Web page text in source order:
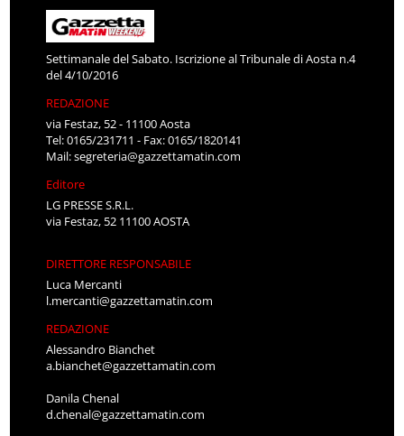
Settimanale del Sabato. Iscrizione al Tribunale di Aosta n.4
del 4/10/2016
REDAZIONE
via Festaz, 52 - 11100 Aosta
Tel: 0165/231711 - Fax: 0165/1820141
Mail:segreteria@gazzettamatin.com
Editore
LG PRESSE S.R.L.
via Festaz, 52 11100 AOSTA
DIRETTORE RESPONSABILE
Luca Mercanti
l.mercanti@gazzettamatin.com
REDAZIONE
Alessandro Bianchet
a.bianchet@gazzettamatin.com
Danila Chenal
d.chenal@gazzettamatin.com